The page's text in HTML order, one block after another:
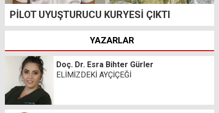
PİLOT UYUŞTURUCU KURYESİ ÇIKTI
YAZARLAR
Doç. Dr. Esra Bihter Gürler
ELİMİZDEKİ AYÇİÇEĞİ